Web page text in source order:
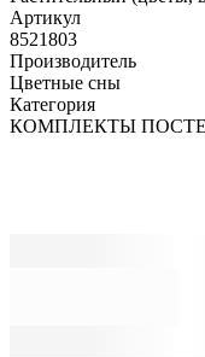
Артикул
8521803
Производитель
Цветные сны
Категория
КОМПЛЕКТЫ